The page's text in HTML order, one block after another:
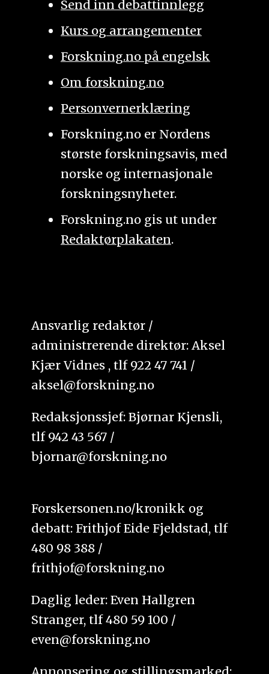
Send inn debattinnlegg
Kurs og arrangementer
Forskning.no på engelsk
Om forskning.no
Personvernerklæring
Forskning.no er Nordens
største forskningsavis, med
norske og internasjonale
forskningsnyheter.
Forskning.no gis ut under
Redaktørplakaten.
Ansvarlig redaktør /
administrerende direktør: Aksel
Kjær Vidnes , tlf 922 47 741 /
aksel@forskning.no
Redaksjonssjef: Bjørnar Kjensli,
tlf 942 43 567 /
bjornar@forskning.no
Forskersonen.no/kronikk og
debatt: Frithjof Eide Fjeldstad, tlf
480 98 388 /
frithjof@forskning.no
Daglig leder: Even Hallgren
Stranger, tlf 480 59 100 /
even@forskning.no